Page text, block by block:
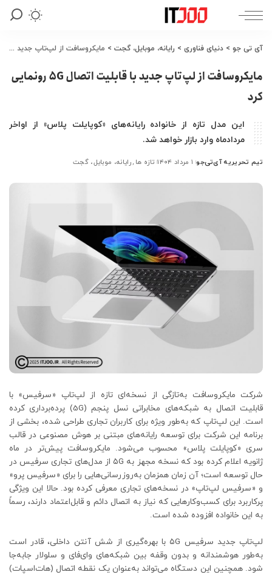
آی تی جو > دنیای فناوری > رایانه، موبایل، گجت > مایکروسافت از لپ‌تاپ جدید با قابلیت اتصال 5G رونمایی کرد
مایکروسافت از لپ‌تاپ جدید با قابلیت اتصال 5G رونمایی
کرد
این مدل تازه از خانواده رایانه‌های «کوپایلت پلاس» از اواخر
مردادماه وارد بازار خواهد شد.
ارسال
توسط
تیم تحریریه آی‌تی‌جو ۱ مرداد ۱۴۰۴ تازه ها رایانه، موبایل، گجت
شرکت مایکروسافت به‌تازگی از نسخه‌ای تازه از لپ‌تاپ «سرفیس» با
قابلیت اتصال به شبکه‌های مخابراتی نسل پنجم (5G) پرده‌برداری کرده
است. این لپ‌تاپ که به‌طور ویژه برای کاربران تجاری طراحی شده، بخشی از
برنامه این شرکت برای توسعه رایانه‌های مبتنی بر هوش مصنوعی در قالب
سری «کوپایلت پلاس» محسوب می‌شود. مایکروسافت پیش‌تر در ماه
ژانویه اعلام کرده بود که نسخه مجهز به ۵G از مدل‌های تجاری سرفیس در
حال توسعه است؛ آن زمان همزمان به‌روزرسانی‌هایی را برای «سرفیس پرو»
و «سرفیس لپ‌تاپ» در نسخه‌های تجاری معرفی کرده بود. حالا این ویژگی
پرکاربرد برای کسب‌وکارهایی که نیاز به اتصال دائم و قابل‌اعتماد دارند، رسماً
به این خانواده افزوده شده است.
لپ‌تاپ جدید سرفیس ۵G با بهره‌گیری از شش آنتن داخلی، قادر است
به‌طور هوشمندانه و بدون وقفه بین شبکه‌های وای‌فای و سلولار جابه‌جا
شود. همچنین این دستگاه می‌تواند به‌عنوان یک نقطه اتصال (هات‌اسپات)